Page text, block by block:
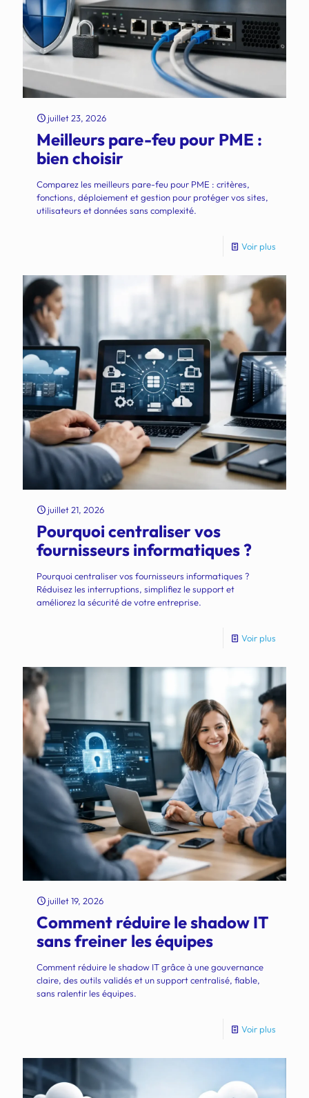
juillet 23, 2026
Meilleurs pare-feu pour PME :
bien choisir
Comparez les meilleurs pare-feu pour PME : critères,
fonctions, déploiement et gestion pour protéger vos sites,
utilisateurs et données sans complexité.
Voir plus
juillet 21, 2026
Pourquoi centraliser vos
fournisseurs informatiques ?
Pourquoi centraliser vos fournisseurs informatiques ?
Réduisez les interruptions, simplifiez le support et
améliorez la sécurité de votre entreprise.
Voir plus
juillet 19, 2026
Comment réduire le shadow IT
sans freiner les équipes
Comment réduire le shadow IT grâce à une gouvernance
claire, des outils validés et un support centralisé, fiable,
sans ralentir les équipes.
Voir plus